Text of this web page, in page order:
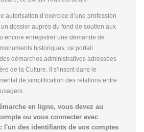
autorisation d’exercice d’une profession
dossier auprès du fond de soutien aux
encore enregistrer une demande de
historiques, ce portail
démarches administratives adressées
de la Culture. Il s’inscrit dans le
de simplification des relations entre
en ligne, vous devez au
ou vous connecter avec
l'un des identifiants de vos comptes